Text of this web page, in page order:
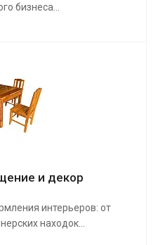
бизнеса…
и декор
интерьеров: от
находок…